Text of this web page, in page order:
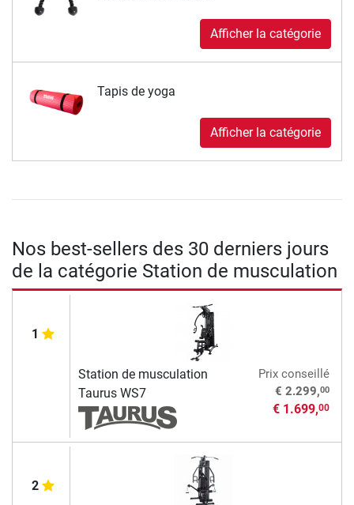
Afficher la catégorie
Tapis de yoga
Afficher la catégorie
Nos best-sellers des 30 derniers jours
de la catégorie Station de musculation
1
Station de musculation
Taurus WS7
Prix conseillé
€ 2.299,00
€ 1.699,00
2